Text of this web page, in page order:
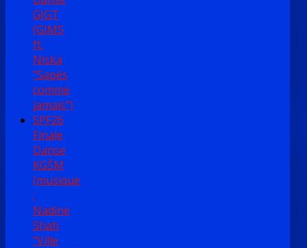
GJGT
(GIMS
ft.
Niska
"Sapés
comme
jamais")
SPF26
Finale
Danse
KGŠM
(musique
:
Nadine
Shah
"Ville